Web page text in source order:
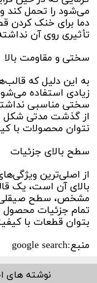
می‌شود را تحمل کند
دما برای خنک کردن
تأثیری روی آن
سختی و مقاومت بالا
به این دلیل که
زیادی استفاده
سختی مناسبی
از گذشت مدتی شکل
نتوان محصولات با
سطح بالای جزئیات
از اصلی‌ترین
بالای آن است، یک
مشخص، سطح صیقلی
تمام جزئیات محصول
بتوان قطعات با
منبع:google search
نوشته های